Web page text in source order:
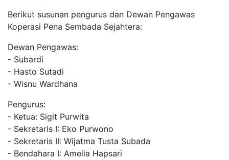
Berikut susunan pengurus dan Dewan Pengawas
Koperasi Pena Sembada Sejahtera:
Dewan Pengawas:
- Subardi
- Hasto Sutadi
- Wisnu Wardhana
Pengurus:
- Ketua: Sigit Purwita
- Sekretaris I: Eko Purwono
- Sekretaris II: Wijatma Tusta Subada
- Bendahara I: Amelia Hapsari